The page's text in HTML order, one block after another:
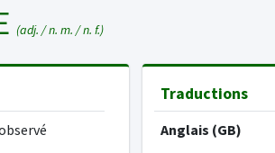
(adj. / n. m. / n. f.)
Traductions
Anglais (GB)